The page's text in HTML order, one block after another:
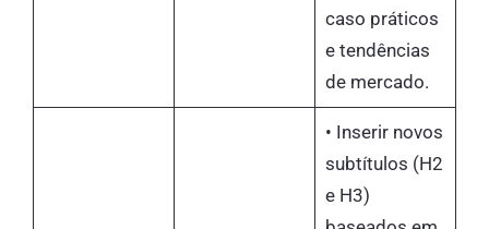
caso práticos
e tendências
de mercado.
• Inserir novos
subtítulos (H2
e H3)